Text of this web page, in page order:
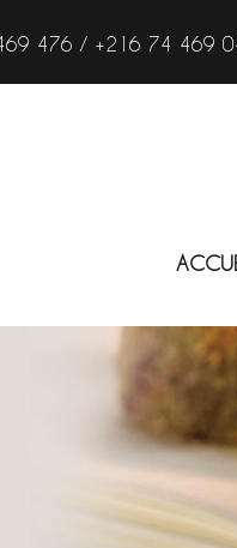
476 / +216 74 469